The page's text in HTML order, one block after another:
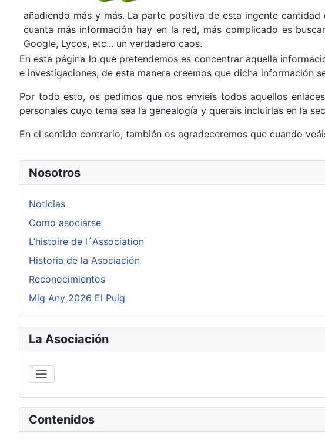
Nosotros
Noticias
Como asociarse
L’histoire de l´Association
Historia de la Asociación
Reconocimientos
Mig Any 2026 El Puig
La Asociación
Contenidos
añadiendo más y más. La parte positiva de esta ingente
cuanta más información hay en la red, más complicado es
Google, Lycos, etc... un verdadero caos.
En esta página lo que pretendemos es concentrar aquella
e investigaciones, de esta manera creemos que dicha información
Por todo esto, os pedimos que nos envieis todos aquellos
personales cuyo tema sea la genealogía y querais incluirlas en la
En el sentido contrario, también os agradeceremos que cuando